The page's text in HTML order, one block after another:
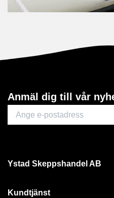
Anmäl dig till vår
Ystad Skeppshandel AB
Kundtjänst